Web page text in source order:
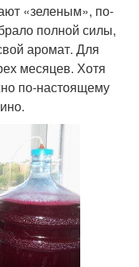
«зеленым», по-
полной силы,
аромат. Для
месяцев. Хотя
по-настоящему